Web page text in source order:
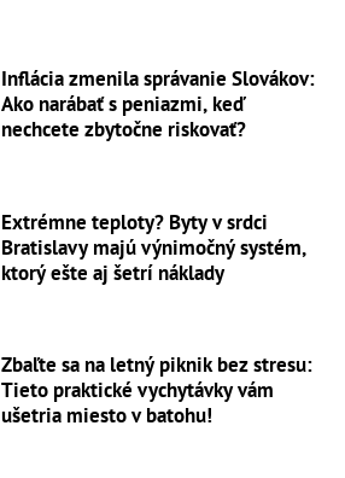
Inflácia zmenila správanie Slovákov:
Ako narábať s peniazmi, keď
nechcete zbytočne riskovať?
Extrémne teploty? Byty v srdci
Bratislavy majú výnimočný systém,
ktorý ešte aj šetrí náklady
Zbaľte sa na letný piknik bez stresu:
Tieto praktické vychytávky vám
ušetria miesto v batohu!